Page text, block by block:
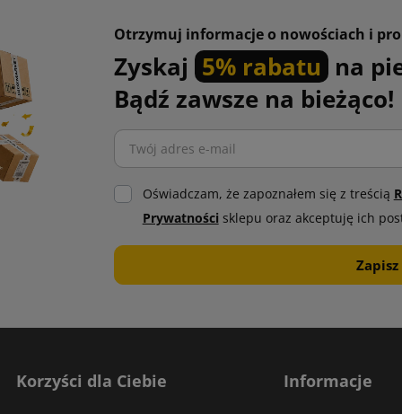
Otrzymuj informacje o nowościach i
Zyskaj 5% rabatu na
Bądź zawsze na bieżąco!
Oświadczam, że zapoznałem się z treścią
Prywatności sklepu oraz akceptuję ich
Korzyści dla Ciebie Informacje